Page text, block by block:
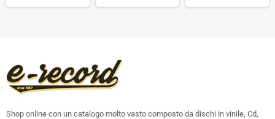
Shop online con un catalogo molto vasto composto da dischi in vinile, Cd,